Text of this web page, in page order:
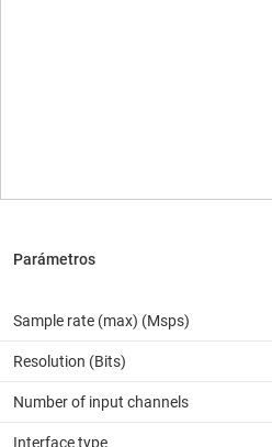
Sample rate (max) (Msps)
Resolution (Bits)
Number of input channels
Interface type